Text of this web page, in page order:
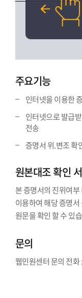
주요기능
인터넷을 이용한
인터넷으로 발급
전송
증명서 위.변조 확
원본대조 확인
본 증명서의 진위여
이용하여 해당 증명
원문을 확인 할 수 있
문의
웹민원센터 문의 전화